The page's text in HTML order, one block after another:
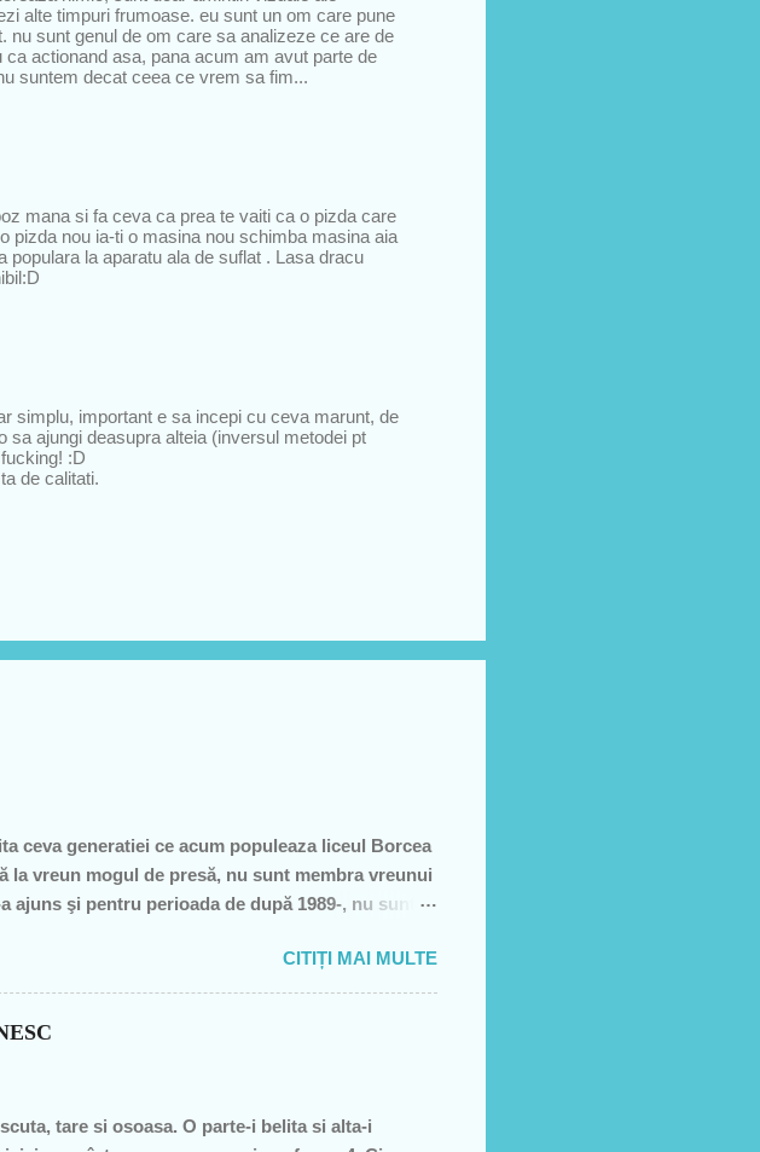
alte timpuri frumoase. eu sunt un om care pune
nu sunt genul de om care sa analizeze ce are de
actionand asa, pana acum am avut parte de
suntem decat ceea ce vrem sa fim...
mana si fa ceva ca prea te vaiti ca o pizda care
pizda nou ia-ti o masina nou schimba masina aia
la aparatu ala de suflat . Lasa dracu
simplu, important e sa incepi cu ceva marunt, de
sa ajungi deasupra alteia (inversul metodei pt
:D
de calitati.
ceva generatiei ce acum populeaza liceul Borcea
vreun mogul de presă, nu sunt membra vreunui
şi pentru perioada de după 1989-, nu sunt
şi tâmpiţi în urma prestaţiei sale- asa cum rezultă
aceasta nu e o înjurătură)! Recunosc acum că
CITIȚI MAI MULTE
tare si osoasa. O parte-i belita si alta-i